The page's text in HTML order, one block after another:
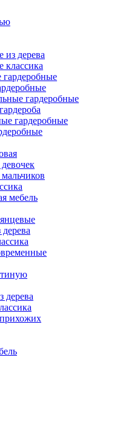
дерева
гардеробные
гардеробные
мебель